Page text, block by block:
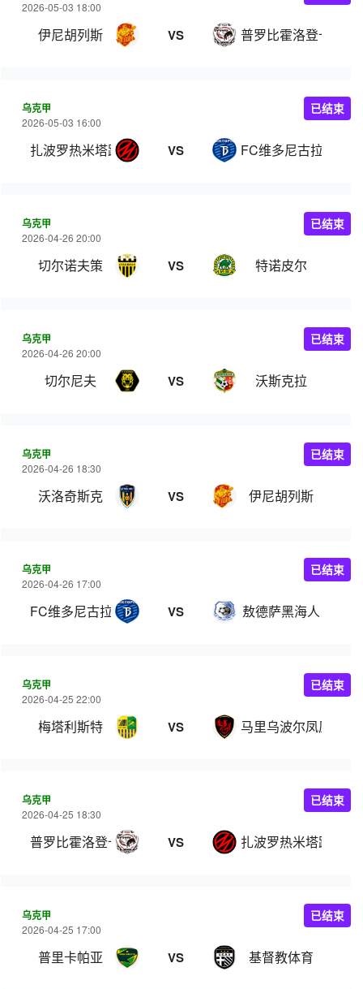
2026-05-03 18:00
伊尼胡列斯 VS 普罗比霍洛登卡
乌克甲
2026-05-03 16:00
扎波罗热米塔路 VS FC维多尼古拉耶夫卡
已结束
乌克甲
2026-04-26 20:00
切尔诺夫策 VS 特诺皮尔
已结束
乌克甲
2026-04-26 20:00
切尔尼夫 VS 沃斯克拉
已结束
乌克甲
2026-04-26 18:30
沃洛奇斯克 VS 伊尼胡列斯
已结束
乌克甲
2026-04-26 17:00
FC维多尼古拉耶夫卡 VS 敖德萨黑海人
已结束
乌克甲
2026-04-25 22:00
梅塔利斯特 VS 马里乌波尔凤凰
已结束
乌克甲
2026-04-25 18:30
普罗比霍洛登卡 VS 扎波罗热米塔路
已结束
乌克甲
2026-04-25 17:00
普里卡帕亚 VS 基督教体育
已结束